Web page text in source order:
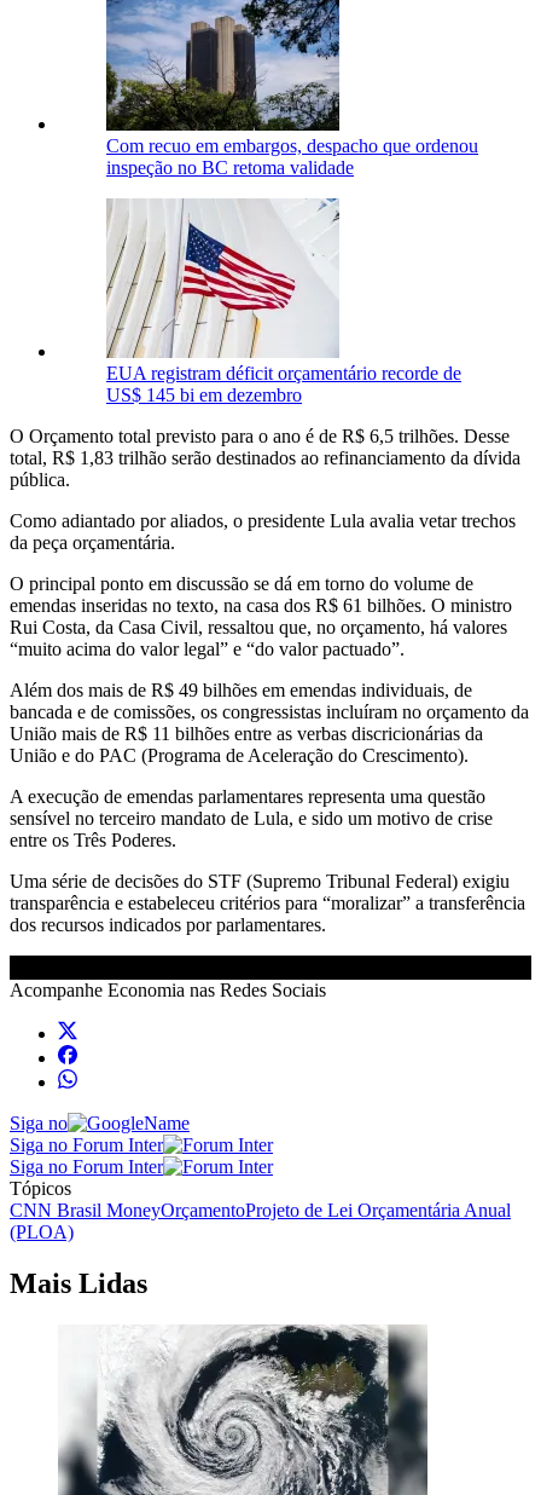
Com recuo em embargos, despacho que ordenou
inspeção no BC retoma validade
EUA registram déficit orçamentário recorde de
US$ 145 bi em dezembro
O Orçamento total previsto para o ano é de R$ 6,5 trilhões. Desse
total, R$ 1,83 trilhão serão destinados ao refinanciamento da dívida
pública.
Como adiantado por aliados, o presidente Lula avalia vetar trechos
da peça orçamentária.
O principal ponto em discussão se dá em torno do volume de
emendas inseridas no texto, na casa dos R$ 61 bilhões. O ministro
Rui Costa, da Casa Civil, ressaltou que, no orçamento, há valores
“muito acima do valor legal” e “do valor pactuado”.
Além dos mais de R$ 49 bilhões em emendas individuais, de
bancada e de comissões, os congressistas incluíram no orçamento da
União mais de R$ 11 bilhões entre as verbas discricionárias da
União e do PAC (Programa de Aceleração do Crescimento).
A execução de emendas parlamentares representa uma questão
sensível no terceiro mandato de Lula, e sido um motivo de crise
entre os Três Poderes.
Uma série de decisões do STF (Supremo Tribunal Federal) exigiu
transparência e estabeleceu critérios para “moralizar” a transferência
dos recursos indicados por parlamentares.
Acompanhe Economia nas Redes Sociais
Siga no
Siga no Forum Inter
Siga no Forum Inter
Tópicos
CNN Brasil MoneyOrçamentoProjeto de Lei Orçamentária Anual
(PLOA)
Mais Lidas